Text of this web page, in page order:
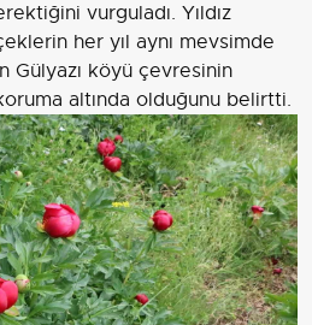
vurguladı. Yıldız
her yıl aynı mevsimde
Gülyazı köyü çevresinin
altında olduğunu belirtti.